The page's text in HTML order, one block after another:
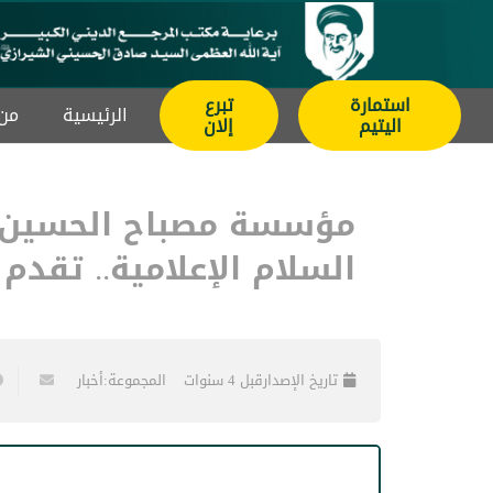
استمارة
اليتيم
تبرع
إلان الرئيسیة
مؤسسة مصباح الحسين
السلام الإعلامية..
تاريخ الإصدارقبل 4 سنوات المجموعة:أخبار